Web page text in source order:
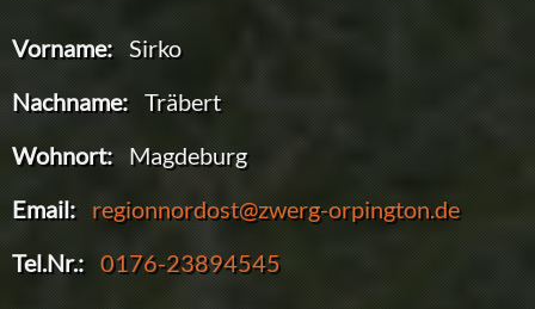
Vorname: Sirko
Nachname: Träbert
Wohnort: Magdeburg
Email: regionnordost@zwerg-orpington.de
Tel.Nr.: 0176-23894545